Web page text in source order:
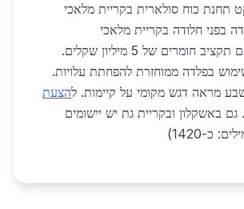
תחנת כוח סולארית בקריית מלאכי
בפני חלודה בקריית מלאכי
בפלטפורמות, עם תקציב חומרים של 5 מיליון שקלים.
בפלדה ממוחזרת להפחתת עלויות.
מראה דגש מקומי על קיימות. להצעת
באשקלון ובקריית גת יש יישומים
כ-1420)